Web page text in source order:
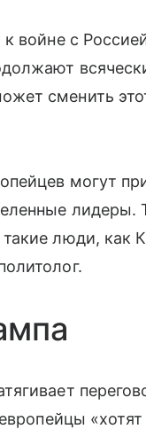
войне с
сменить
могут
лидеры.
люди, как